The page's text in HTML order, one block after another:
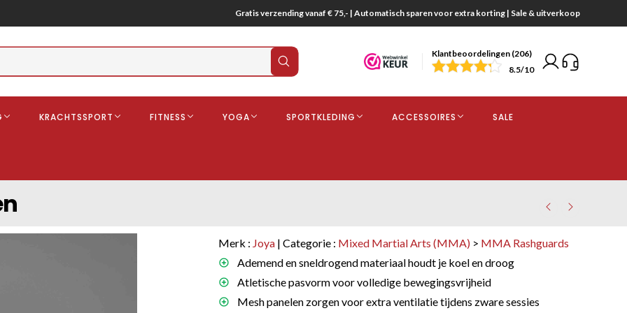
Gratis verzending vanaf € 75,- | Automatisch sparen voor extra korting | Sale & uitverkoop
Klantbeoordelingen (206)
8.5/10
KRACHTSSPORT FITNESS YOGA SPORTKLEDING ACCESSOIRES SALE
Merk : Joya | Categorie : Mixed Martial Arts (MMA) > MMA Rashguards
Ademend en sneldrogend materiaal houdt je koel en droog
Atletische pasvorm voor volledige bewegingsvrijheid
Mesh panelen zorgen voor extra ventilatie tijdens zware sessies